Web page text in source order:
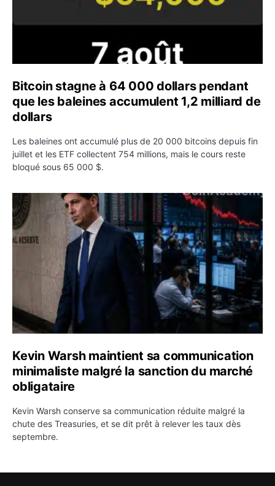
Bitcoin stagne à 64 000 dollars pendant
que les baleines accumulent 1,2 milliard de
dollars
Les baleines ont accumulé plus de 20 000 bitcoins depuis fin
juillet et les ETF collectent 754 millions, mais le cours reste
bloqué sous 65 000 $.
Kevin Warsh maintient sa communication minimaliste
Kevin Warsh maintient sa communication
minimaliste malgré la sanction du marché
obligataire
Kevin Warsh conserve sa communication réduite malgré la
chute des Treasuries, et se dit prêt à relever les taux dès
septembre.